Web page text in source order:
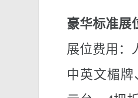
豪华标准展
展位费用：
中英文楣